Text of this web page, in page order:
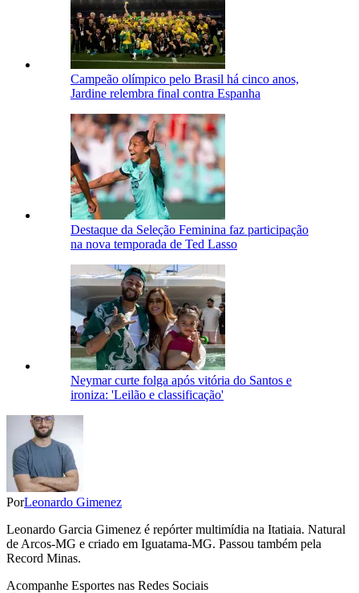
Campeão olímpico pelo Brasil há cinco anos,
Jardine relembra final contra Espanha
Destaque da Seleção Feminina faz participação
na nova temporada de Ted Lasso
Neymar curte folga após vitória do Santos e
ironiza: 'Leilão e classificação'
PorLeonardo Gimenez
Leonardo Garcia Gimenez é repórter multimídia na Itatiaia. Natural
de Arcos-MG e criado em Iguatama-MG. Passou também pela
Record Minas.
Acompanhe Esportes nas Redes Sociais